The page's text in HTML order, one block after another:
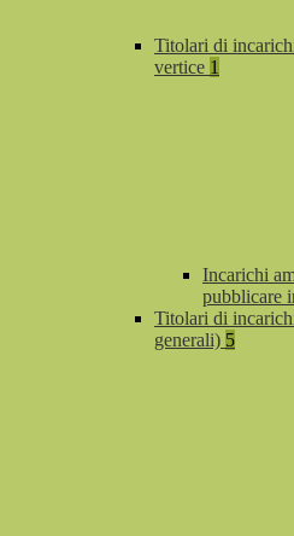
Titolari di
vertice 1
Incarichi
pubblicare
Titolari di
generali) 5